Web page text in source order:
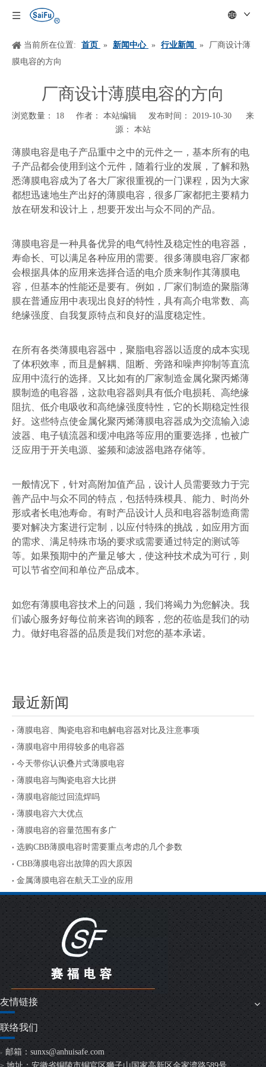
当前所在位置: 首页 » 新闻中心 » 行业新闻 »
厂商设计薄
膜电容的方向
厂商设计薄膜电容的方向
浏览数量： 18 作者： 本站编辑 发布时间： 2019-10-30 来
源： 本站
["wechat","weibo","qzone","douban","email"]
薄膜电容是电子产品重中之中的元件之一，基本所有的电
子产品都会使用到这个元件，随着行业的发展，了解和熟
悉薄膜电容成为了各大厂家很重视的一门课程，因为大家
都想迅速地生产出好的薄膜电容，很多厂家都把主要精力
放在研发和设计上，想要开发出与众不同的产品。
薄膜电容是一种具备优异的电气特性及稳定性的电容器，
寿命长、可以满足各种应用的需要。很多薄膜电容厂家都
会根据具体的应用来选择合适的电介质来制作其薄膜电
容，但基本的性能还是要有。例如，厂家们制造的聚脂薄
膜在普通应用中表现出良好的特性，具有高介电常数、高
绝缘强度、自我复原特点和良好的温度稳定性。
在所有各类薄膜电容器中，聚脂电容器以适度的成本实现
了体积效率，而且是解耦、阻断、旁路和噪声抑制等直流
应用中流行的选择。又比如有的厂家制造金属化聚丙烯薄
膜制造的电容器，这款电容器则具有低介电损耗、高绝缘
阻抗、低介电吸收和高绝缘强度特性，它的长期稳定性很
好。这些特点使金属化聚丙烯薄膜电容器成为交流输入滤
波器、电子镇流器和缓冲电路等应用的重要选择，也被广
泛应用于开关电源、鉴频和滤波器电路存储等。
一般情况下，针对高附加值产品，设计人员需要致力于完
善产品中与众不同的特点，包括特殊模具、能力、时尚外
形或者长电池寿命。有时产品设计人员和电容器制造商需
要对解决方案进行定制，以应付特殊的挑战，如应用方面
的需求、满足特殊市场的要求或需要通过特定的测试等
等。如果预期中的产量足够大，使这种技术成为可行，则
可以节省空间和单位产品成本。
如您有薄膜电容技术上的问题，我们将竭力为您解决。我
们诚心服务好每位前来咨询的顾客，您的莅临是我们的动
力。做好电容器的品质是我们对您的基本承诺。
最近新闻
薄膜电容、陶瓷电容和电解电容器对比及注意事项
薄膜电容中用得较多的电容器
今天带你认识叠片式薄膜电容
薄膜电容与陶瓷电容大比拼
薄膜电容能过回流焊吗
薄膜电容六大优点
薄膜电容的容量范围有多广
选购CBB薄膜电容时需要重点考虑的几个参数
CBB薄膜电容出故障的四大原因
金属薄膜电容在航天工业的应用
友情链接
联络我们
> 邮箱： sunxs@anhuisafe.com